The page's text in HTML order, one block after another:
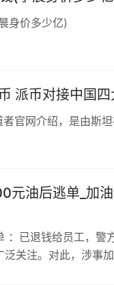
身价多少亿)
派币对接中国
官网介绍，是由斯坦
元油后逃单_加
：已退钱给员工，
关注。对此，涉事